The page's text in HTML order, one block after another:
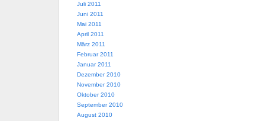
Juli 2011
Juni 2011
Mai 2011
April 2011
März 2011
Februar 2011
Januar 2011
Dezember 2010
November 2010
Oktober 2010
September 2010
August 2010